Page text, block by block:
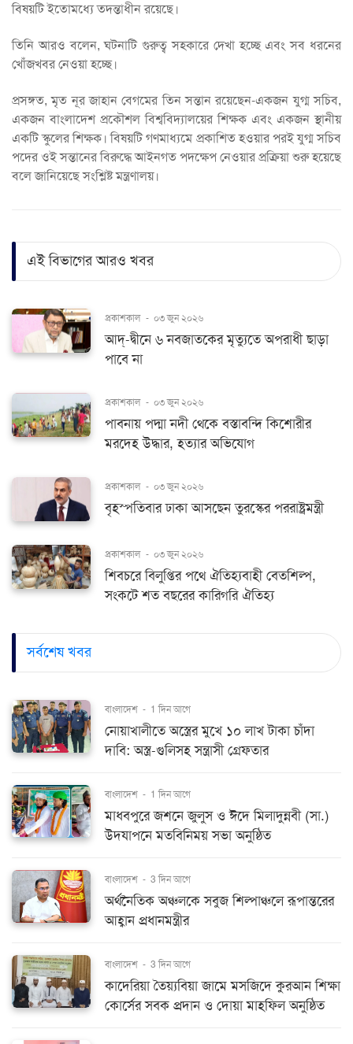
বিষয়টি ইতোমধ্যে তদন্তাধীন রয়েছে।
তিনি আরও বলেন, ঘটনাটি গুরুত্ব সহকারে দেখা হচ্ছে এবং সব ধরনের
খোঁজখবর নেওয়া হচ্ছে।
প্রসঙ্গত, মৃত নূর জাহান বেগমের তিন সন্তান রয়েছেন-একজন যুগ্ম সচিব,
একজন বাংলাদেশ প্রকৌশল বিশ্ববিদ্যালয়ের শিক্ষক এবং একজন স্থানীয়
একটি স্কুলের শিক্ষক। বিষয়টি গণমাধ্যমে প্রকাশিত হওয়ার পরই যুগ্ম সচিব
পদের ওই সন্তানের বিরুদ্ধে আইনগত পদক্ষেপ নেওয়ার প্রক্রিয়া শুরু হয়েছে
বলে জানিয়েছে সংশ্লিষ্ট মন্ত্রণালয়।
এই বিভাগের আরও খবর
প্রকাশকাল - ০৩ জুন ২০২৬
আদ্-দ্বীনে ৬ নবজাতকের মৃত্যুতে অপরাধী ছাড়া
পাবে না
প্রকাশকাল - ০৩ জুন ২০২৬
পাবনায় পদ্মা নদী থেকে বস্তাবন্দি কিশোরীর
মরদেহ উদ্ধার, হত্যার অভিযোগ
প্রকাশকাল - ০৩ জুন ২০২৬
বৃহস্পতিবার ঢাকা আসছেন তুরস্কের পররাষ্ট্রমন্ত্রী
প্রকাশকাল - ০৩ জুন ২০২৬
শিবচরে বিলুপ্তির পথে ঐতিহ্যবাহী বেতশিল্প,
সংকটে শত বছরের কারিগরি ঐতিহ্য
সর্বশেষ খবর
বাংলাদেশ - 1 দিন আগে
নোয়াখালীতে অস্ত্রের মুখে ১০ লাখ টাকা চাঁদা
দাবি: অস্ত্র-গুলিসহ সন্ত্রাসী গ্রেফতার
বাংলাদেশ - 1 দিন আগে
মাধবপুরে জশনে জুলুস ও ঈদে মিলাদুন্নবী (সা.)
উদযাপনে মতবিনিময় সভা অনুষ্ঠিত
বাংলাদেশ - 3 দিন আগে
অর্থনৈতিক অঞ্চলকে সবুজ শিল্পাঞ্চলে রূপান্তরের
আহ্বান প্রধানমন্ত্রীর
বাংলাদেশ - 3 দিন আগে
কাদেরিয়া তৈয়্যবিয়া জামে মসজিদে কুরআন শিক্ষা
কোর্সের সবক প্রদান ও দোয়া মাহফিল অনুষ্ঠিত